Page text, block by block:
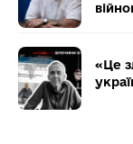
«Це